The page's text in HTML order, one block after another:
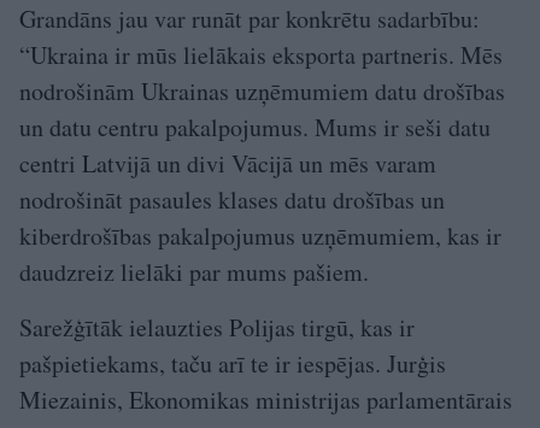
Grandāns jau var runāt par konkrētu sadarbību:
“Ukraina ir mūs lielākais eksporta partneris. Mēs
nodrošinām Ukrainas uzņēmumiem datu drošības
un datu centru pakalpojumus. Mums ir seši datu
centri Latvijā un divi Vācijā un mēs varam
nodrošināt pasaules klases datu drošības un
kiberdrošības pakalpojumus uzņēmumiem, kas ir
daudzreiz lielāki par mums pašiem.
Sarežģītāk ielauzties Polijas tirgū, kas ir
pašpietiekams, taču arī te ir iespējas. Jurģis
Miezainis, Ekonomikas ministrijas parlamentārais